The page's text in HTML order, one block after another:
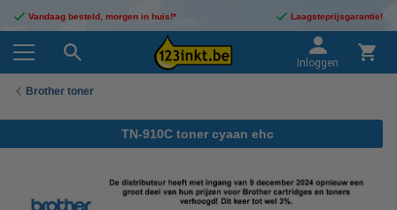
Vandaag besteld, morgen in huis!* Laagsteprijsgarantie!
Inloggen
Brother toner
TN-910C toner cyaan ehc